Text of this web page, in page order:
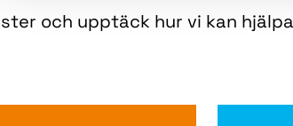
och upptäck hur vi kan